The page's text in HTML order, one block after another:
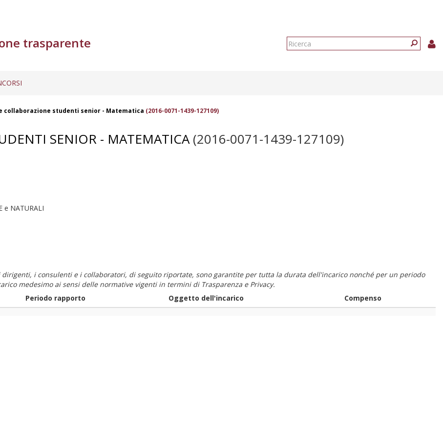
trasparente
Form
collaborazione studenti senior - Matematica (2016-0071-1439-127109)
SENIOR - MATEMATICA(2016-0071-1439-127109)
e NATURALI
i consulenti e i collaboratori, di seguito riportate, sono garantite per tutta la durata dell'incarico nonché per un periodo
medesimo ai sensi delle normative vigenti in termini di Trasparenza e Privacy.
Periodo rapporto Oggetto dell'incarico Compenso